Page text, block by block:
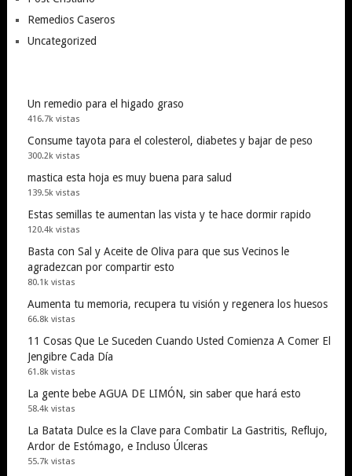
Remedios Caseros
Uncategorized
Un remedio para el higado graso
416.7k vistas
Consume tayota para el colesterol, diabetes y bajar de peso
300.2k vistas
mastica esta hoja es muy buena para salud
139.5k vistas
Estas semillas te aumentan las vista y te hace dormir rapido
120.4k vistas
Basta con Sal y Aceite de Oliva para que sus Vecinos le
agradezcan por compartir esto
80.1k vistas
Aumenta tu memoria, recupera tu visión y regenera los huesos
66.8k vistas
11 Cosas Que Le Suceden Cuando Usted Comienza A Comer El
Jengibre Cada Día
61.8k vistas
La gente bebe AGUA DE LIMÓN, sin saber que hará esto
58.4k vistas
La Batata Dulce es la Clave para Combatir La Gastritis, Reflujo,
Ardor de Estómago, e Incluso Úlceras
55.7k vistas